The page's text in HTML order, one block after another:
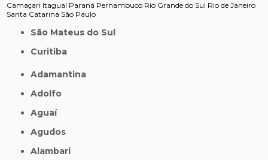
Camaçari Itaguaí Paraná Pernambuco Rio Grande do Sul Rio de Janeiro
Santa Catarina São Paulo
São Mateus do Sul
Curitiba
Adamantina
Adolfo
Aguaí
Agudos
Alambari